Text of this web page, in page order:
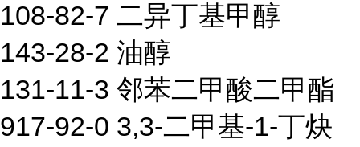
108-82-7 二异丁基甲醇
143-28-2 油醇
131-11-3 邻苯二甲酸二甲酯
917-92-0 3,3-二甲基-1-丁炔